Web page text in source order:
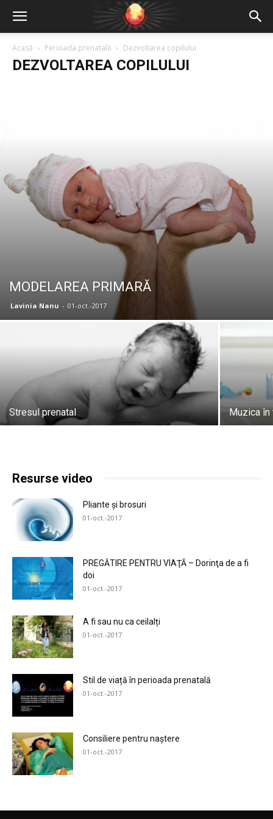
Acasă Perioada prenatală Dezvoltarea copilului
DEZVOLTAREA COPILULUI
MODELAREA PRIMARĂ
Lavinia Nanu - 01-oct.-2017
Stresul prenatal Muzica
Resurse video
Pliante și brosuri
01-oct.-2017
PREGĂTIRE PENTRU VIAŢĂ – Dorinţa de a fi
doi
01-oct.-2017
A fi sau nu ca ceilalți
01-oct.-2017
Stil de viață în perioada prenatală
01-oct.-2017
Consiliere pentru naștere
01-oct.-2017